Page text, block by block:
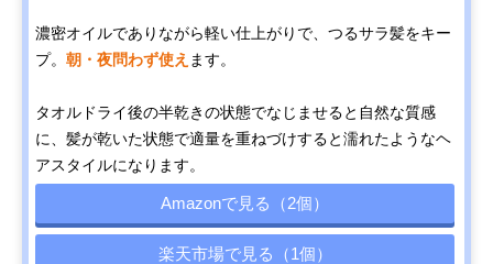
濃密オイルでありながら軽い仕上がりで、つるサラ髪をキー
プ。 朝・夜問わず使え ます。
タオルドライ後の半乾きの状態でなじませると自然な質感
に、髪が乾いた状態で適量を重ねづけすると濡れたようなヘ
アスタイルになります。
Amazonで見る（2個）
楽天市場で見る（1個）